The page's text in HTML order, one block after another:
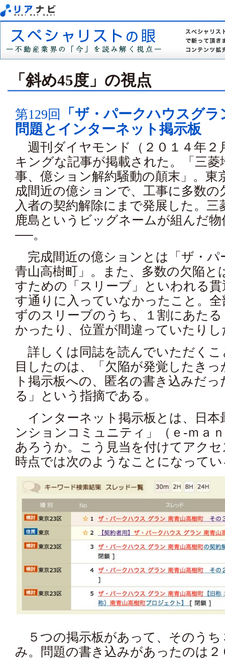
「斜め45度」の視点
第129回
「ザ・パークハウスグ
問題とインターネット掲示板
週刊ダイヤモンド（２０１４年２
キングな記事が掲載された。「三菱
事、億ション解約騒動の顛末」。東
成間近の億ションで、工事に多数の
入者の契約解除にまで発展した。
鹿島というビッグネームが組んだ
──。
完成間近の億ションとは「ザ・パ
青山高樹町」。また、多数の欠陥と
すための「スリーブ」といわれる
す通りに入っていなかったこと。
ずのスリーブのうち、１割にあた
かったり、位置が間違っていたり
詳しくは同誌を読んでいただくこ
目したのは、「欠陥が発覚したき
ト掲示板への、匿名の書き込みだ
る」という指摘である。
インターネット掲示板とは、日本
ンションコミュニティ」（ｅ-ｍａ
あろうか。こう見当を付けてアク
時点では次のようなことになって
５つの掲示板があって、そのうち
み。問題の書き込みがあったのは２